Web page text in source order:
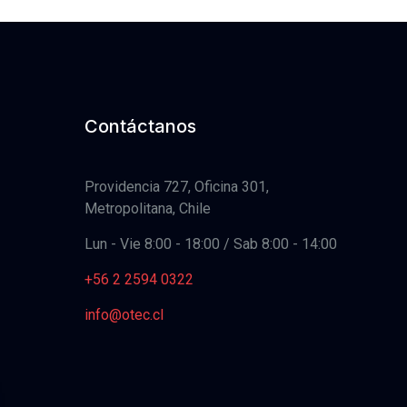
Contáctanos
Providencia 727, Oficina 301,
Metropolitana, Chile
Lun - Vie 8:00 - 18:00 / Sab 8:00 - 14:00
+56 2 2594 0322
info@otec.cl